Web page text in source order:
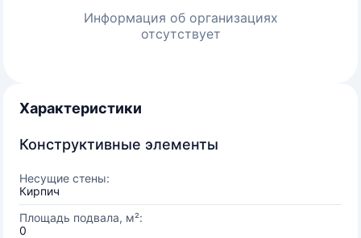
Информация об организациях
отсутствует
Характеристики
Конструктивные элементы
Несущие стены:
Кирпич
Площадь подвала, м²:
0